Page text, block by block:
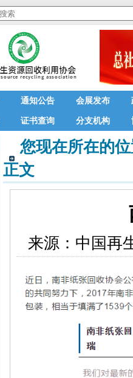
通知公告 会展发布
证书查询 分支机构
您现在所在的
正文
来源： 中国再